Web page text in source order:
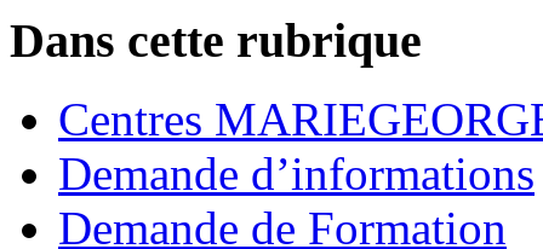
Dans cette rubrique
Centres
Demande d’informations
Demande de Formation